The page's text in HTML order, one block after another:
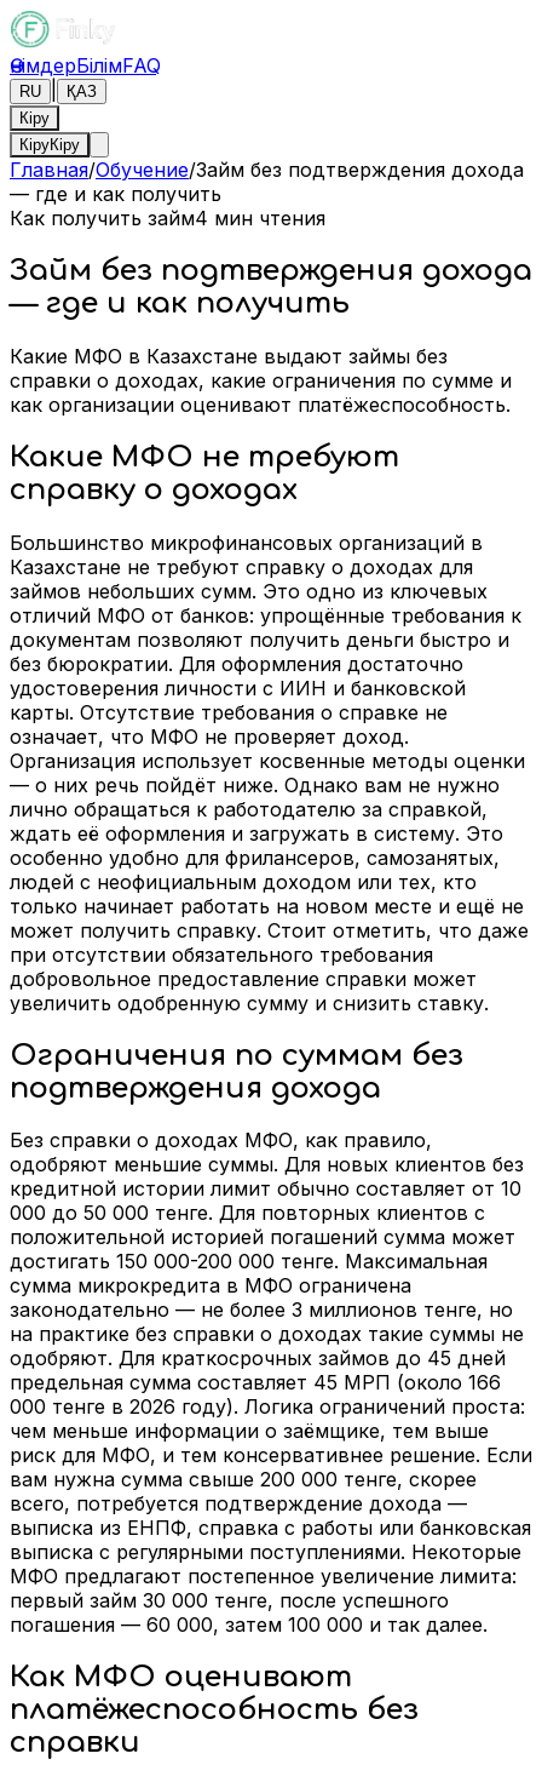
ӨнімдерБілімFAQ
RU
ҚАЗ
Кіру
КіруКіру
Главная/Обучение/Займ без подтверждения дохода
— где и как получить
Как получить займ4 мин чтения
Займ без подтверждения дохода
— где и как получить
Какие МФО в Казахстане выдают займы без
справки о доходах, какие ограничения по сумме и
как организации оценивают платёжеспособность.
Какие МФО не требуют
справку о доходах
Большинство микрофинансовых организаций в
Казахстане не требуют справку о доходах для
займов небольших сумм. Это одно из ключевых
отличий МФО от банков: упрощённые требования к
документам позволяют получить деньги быстро и
без бюрократии. Для оформления достаточно
удостоверения личности с ИИН и банковской
карты. Отсутствие требования о справке не
означает, что МФО не проверяет доход.
Организация использует косвенные методы оценки
— о них речь пойдёт ниже. Однако вам не нужно
лично обращаться к работодателю за справкой,
ждать её оформления и загружать в систему. Это
особенно удобно для фрилансеров, самозанятых,
людей с неофициальным доходом или тех, кто
только начинает работать на новом месте и ещё не
может получить справку. Стоит отметить, что даже
при отсутствии обязательного требования
добровольное предоставление справки может
увеличить одобренную сумму и снизить ставку.
Ограничения по суммам без
подтверждения дохода
Без справки о доходах МФО, как правило,
одобряют меньшие суммы. Для новых клиентов без
кредитной истории лимит обычно составляет от 10
000 до 50 000 тенге. Для повторных клиентов с
положительной историей погашений сумма может
достигать 150 000-200 000 тенге. Максимальная
сумма микрокредита в МФО ограничена
законодательно — не более 3 миллионов тенге, но
на практике без справки о доходах такие суммы не
одобряют. Для краткосрочных займов до 45 дней
предельная сумма составляет 45 МРП (около 166
000 тенге в 2026 году). Логика ограничений проста:
чем меньше информации о заёмщике, тем выше
риск для МФО, и тем консервативнее решение. Если
вам нужна сумма свыше 200 000 тенге, скорее
всего, потребуется подтверждение дохода —
выписка из ЕНПФ, справка с работы или банковская
выписка с регулярными поступлениями. Некоторые
МФО предлагают постепенное увеличение лимита:
первый займ 30 000 тенге, после успешного
погашения — 60 000, затем 100 000 и так далее.
Как МФО оценивают
платёжеспособность без
справки